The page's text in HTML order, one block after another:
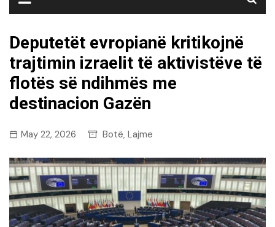
Deputetët evropianë kritikojnë
trajtimin izraelit të aktivistëve të
flotës së ndihmës me
destinacion Gazën
May 22, 2026 Botë, Lajme